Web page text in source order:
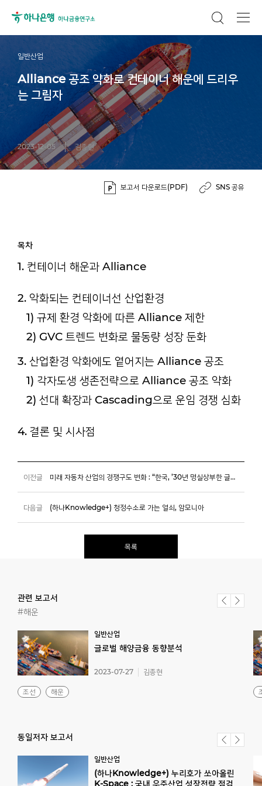
일반산업
Alliance 공조 약화로 컨테이너 해운에 드리우
는 그림자
2023-12-05 김종현
보고서 다운로드(PDF) SNS 공유
목차
1. 컨테이너 해운과 Alliance
2. 악화되는 컨테이너선 산업환경
1) 규제 환경 악화에 따른 Alliance 제한
2) GVC 트렌드 변화로 물동량 성장 둔화
3. 산업환경 악화에도 옅어지는 Alliance 공조
1) 각자도생 생존전략으로 Alliance 공조 약화
2) 선대 확장과 Cascading으로 운임 경쟁 심화
4. 결론 및 시사점
이전글 미래 자동차 산업의 경쟁구도 변화 : “한국, ’30년 명실상부한 글로벌 2인자 도약”
다음글 (하나Knowledge+) 청정수소로 가는 열쇠, 암모니아
목록
관련 보고서
#해운
일반산업
글로벌 해양금융 동향분석
조선 해운
2023-07-27 김종현
동일저자 보고서
일반산업
(하나Knowledge+) 누리호가 쏘아올린
K-Space : 국내 우주산업 성장전략 점검